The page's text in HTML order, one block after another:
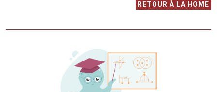
RETOUR À LA HOME